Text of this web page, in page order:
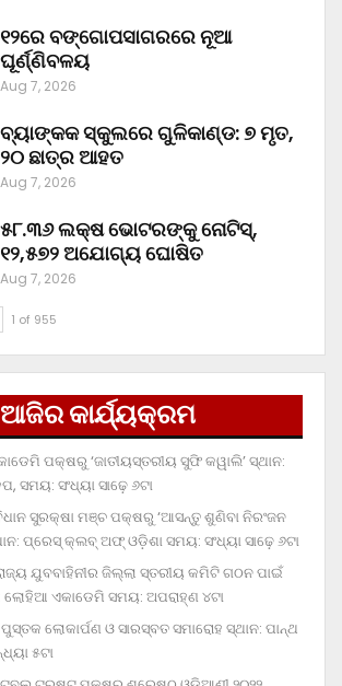
୧୨ରେ ବଙ୍ଗୋପସାଗରରେ ନୂଆ
ଘୂର୍ଣ୍ଣିବଳୟ
Aug 7, 2026
ବ୍ୟାଙ୍କକ ସ୍କୁଲରେ ଗୁଳିକାଣ୍ଡ: ୭ ମୃତ,
୨୦ ଛାତ୍ର ଆହତ
Aug 7, 2026
୫୮.୩୬ ଲକ୍ଷ ଭୋଟରଙ୍କୁ ନୋଟିସ୍‌,
୧୨,୫୭୨ ଅଯୋଗ୍ୟ ଘୋଷିତ
Aug 7, 2026
1 of 955
ଆଜିର କାର୍ଯ୍ୟକ୍ରମ
ପକ୍ଷରୁ ‘ଜାତୀୟସ୍ତରୀୟ ସୁଫି କୱାଲି’ ସ୍ଥାନ:
ସମୟ: ସଂଧ୍ୟା ସାଢ଼େ ୬ଟା
ସୁରକ୍ଷା ମଞ୍ଚ ପକ୍ଷରୁ ‘ଆସନ୍ତୁ ଶୁଣିବା ନିରଂଜନ
ପ୍ରେସ୍‌ କ୍ଲବ୍‌ ଅଫ୍‌ ଓଡ଼ିଶା ସମୟ: ସଂଧ୍ୟା ସାଢ଼େ ୬ଟା
ଯୁବବାହିନୀର ଜିଲ୍ଲା ସ୍ତରୀୟ କମିଟି ଗଠନ ପାଇଁ
ଲୋହିଆ ଏକାଡେମି ସମୟ: ଅପରାହ୍‌ଣ ୪ଟା
ଲୋକାର୍ପଣ ଓ ସାରସ୍ବତ ସମାରୋହ ସ୍ଥାନ: ପାନ୍ଥ
୫ଟା